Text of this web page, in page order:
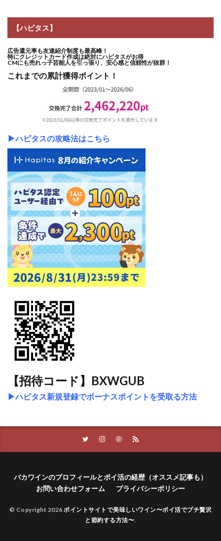
【ハピタス】
広告還元率も友達紹介制度も最高峰！
特にクレジットカード作成は絶対にハピタスがお得
CMにも売れっ子芸能人を引っ張り、安心感と信頼性が抜群！
これまでの累計獲得ポイント！
▶ハピタスの攻略法はこちら
【招待コード】BXWGUB
▶ハピタス新規登録でボーナスポイントを受取る方法
バカワインのプロフィールとポイ活の経歴（オススメ記事も）
お問い合わせフォーム
プライバシーポリシー
© Copyright 2026ポイントサイトで美味しいワイン〜ポイ活でプチ贅沢
と節約する方法〜.